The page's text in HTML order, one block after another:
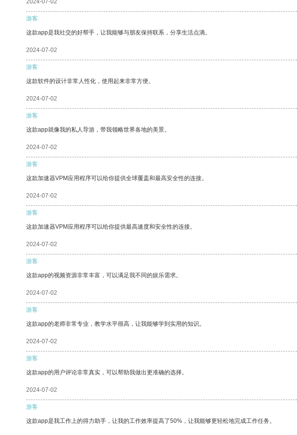
2024-07-02
游客
这款app是我社交的好帮手，让我能够与朋友保持联系，分享生活点滴。
2024-07-02
游客
这款软件的设计非常人性化，使用起来非常方便。
2024-07-02
游客
这款app就像我的私人导游，带我领略世界各地的美景。
2024-07-02
游客
这款加速器VPM应用程序可以给你提供全球覆盖和最高安全性的连接。
2024-07-02
游客
这款加速器VPM应用程序可以给你提供最高速度和安全性的连接。
2024-07-02
游客
这款app的视频资源非常丰富，可以满足我不同的娱乐需求。
2024-07-02
游客
这款app的老师非常专业，教学水平很高，让我能够学到实用的知识。
2024-07-02
游客
这款app的用户评论非常真实，可以帮助我做出更准确的选择。
2024-07-02
游客
这款app是我工作上的得力助手，让我的工作效率提高了50%，让我能够更轻松地完成工作任务。